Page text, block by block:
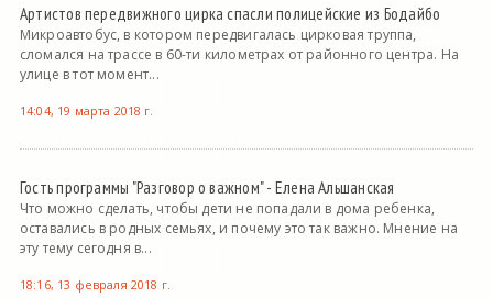
Артистов передвижного цирка спасли полицейские из Бодайбо
Микроавтобус, в котором передвигалась цирковая труппа,
сломался на трассе в 60-ти километрах от районного центра. На
улице в тот момент...
14:04, 19 марта 2018 г.
Гость программы "Разговор о важном" - Елена Альшанская
Что можно сделать, чтобы дети не попадали в дома ребенка,
оставались в родных семьях, и почему это так важно. Мнение на
эту тему сегодня в...
18:16, 13 февраля 2018 г.